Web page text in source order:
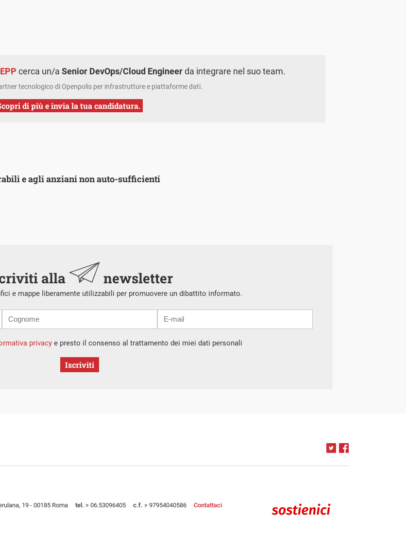
cerca un/aSenior DevOps/Cloud Engineerda integrare nel suo team.
tecnologico di Openpolis per infrastrutture e piattaforme dati.
di più e invia la tua candidatura.
e agli anziani non auto-sufficienti
alla newsletter
e mappe liberamente utilizzabili per promuovere un dibattito informato.
privacye presto il consenso al trattamento dei miei dati personali
Iscriviti
19 - 00185 Roma tel. > 06.53096405 c.f. > 97954040586 Contattaci